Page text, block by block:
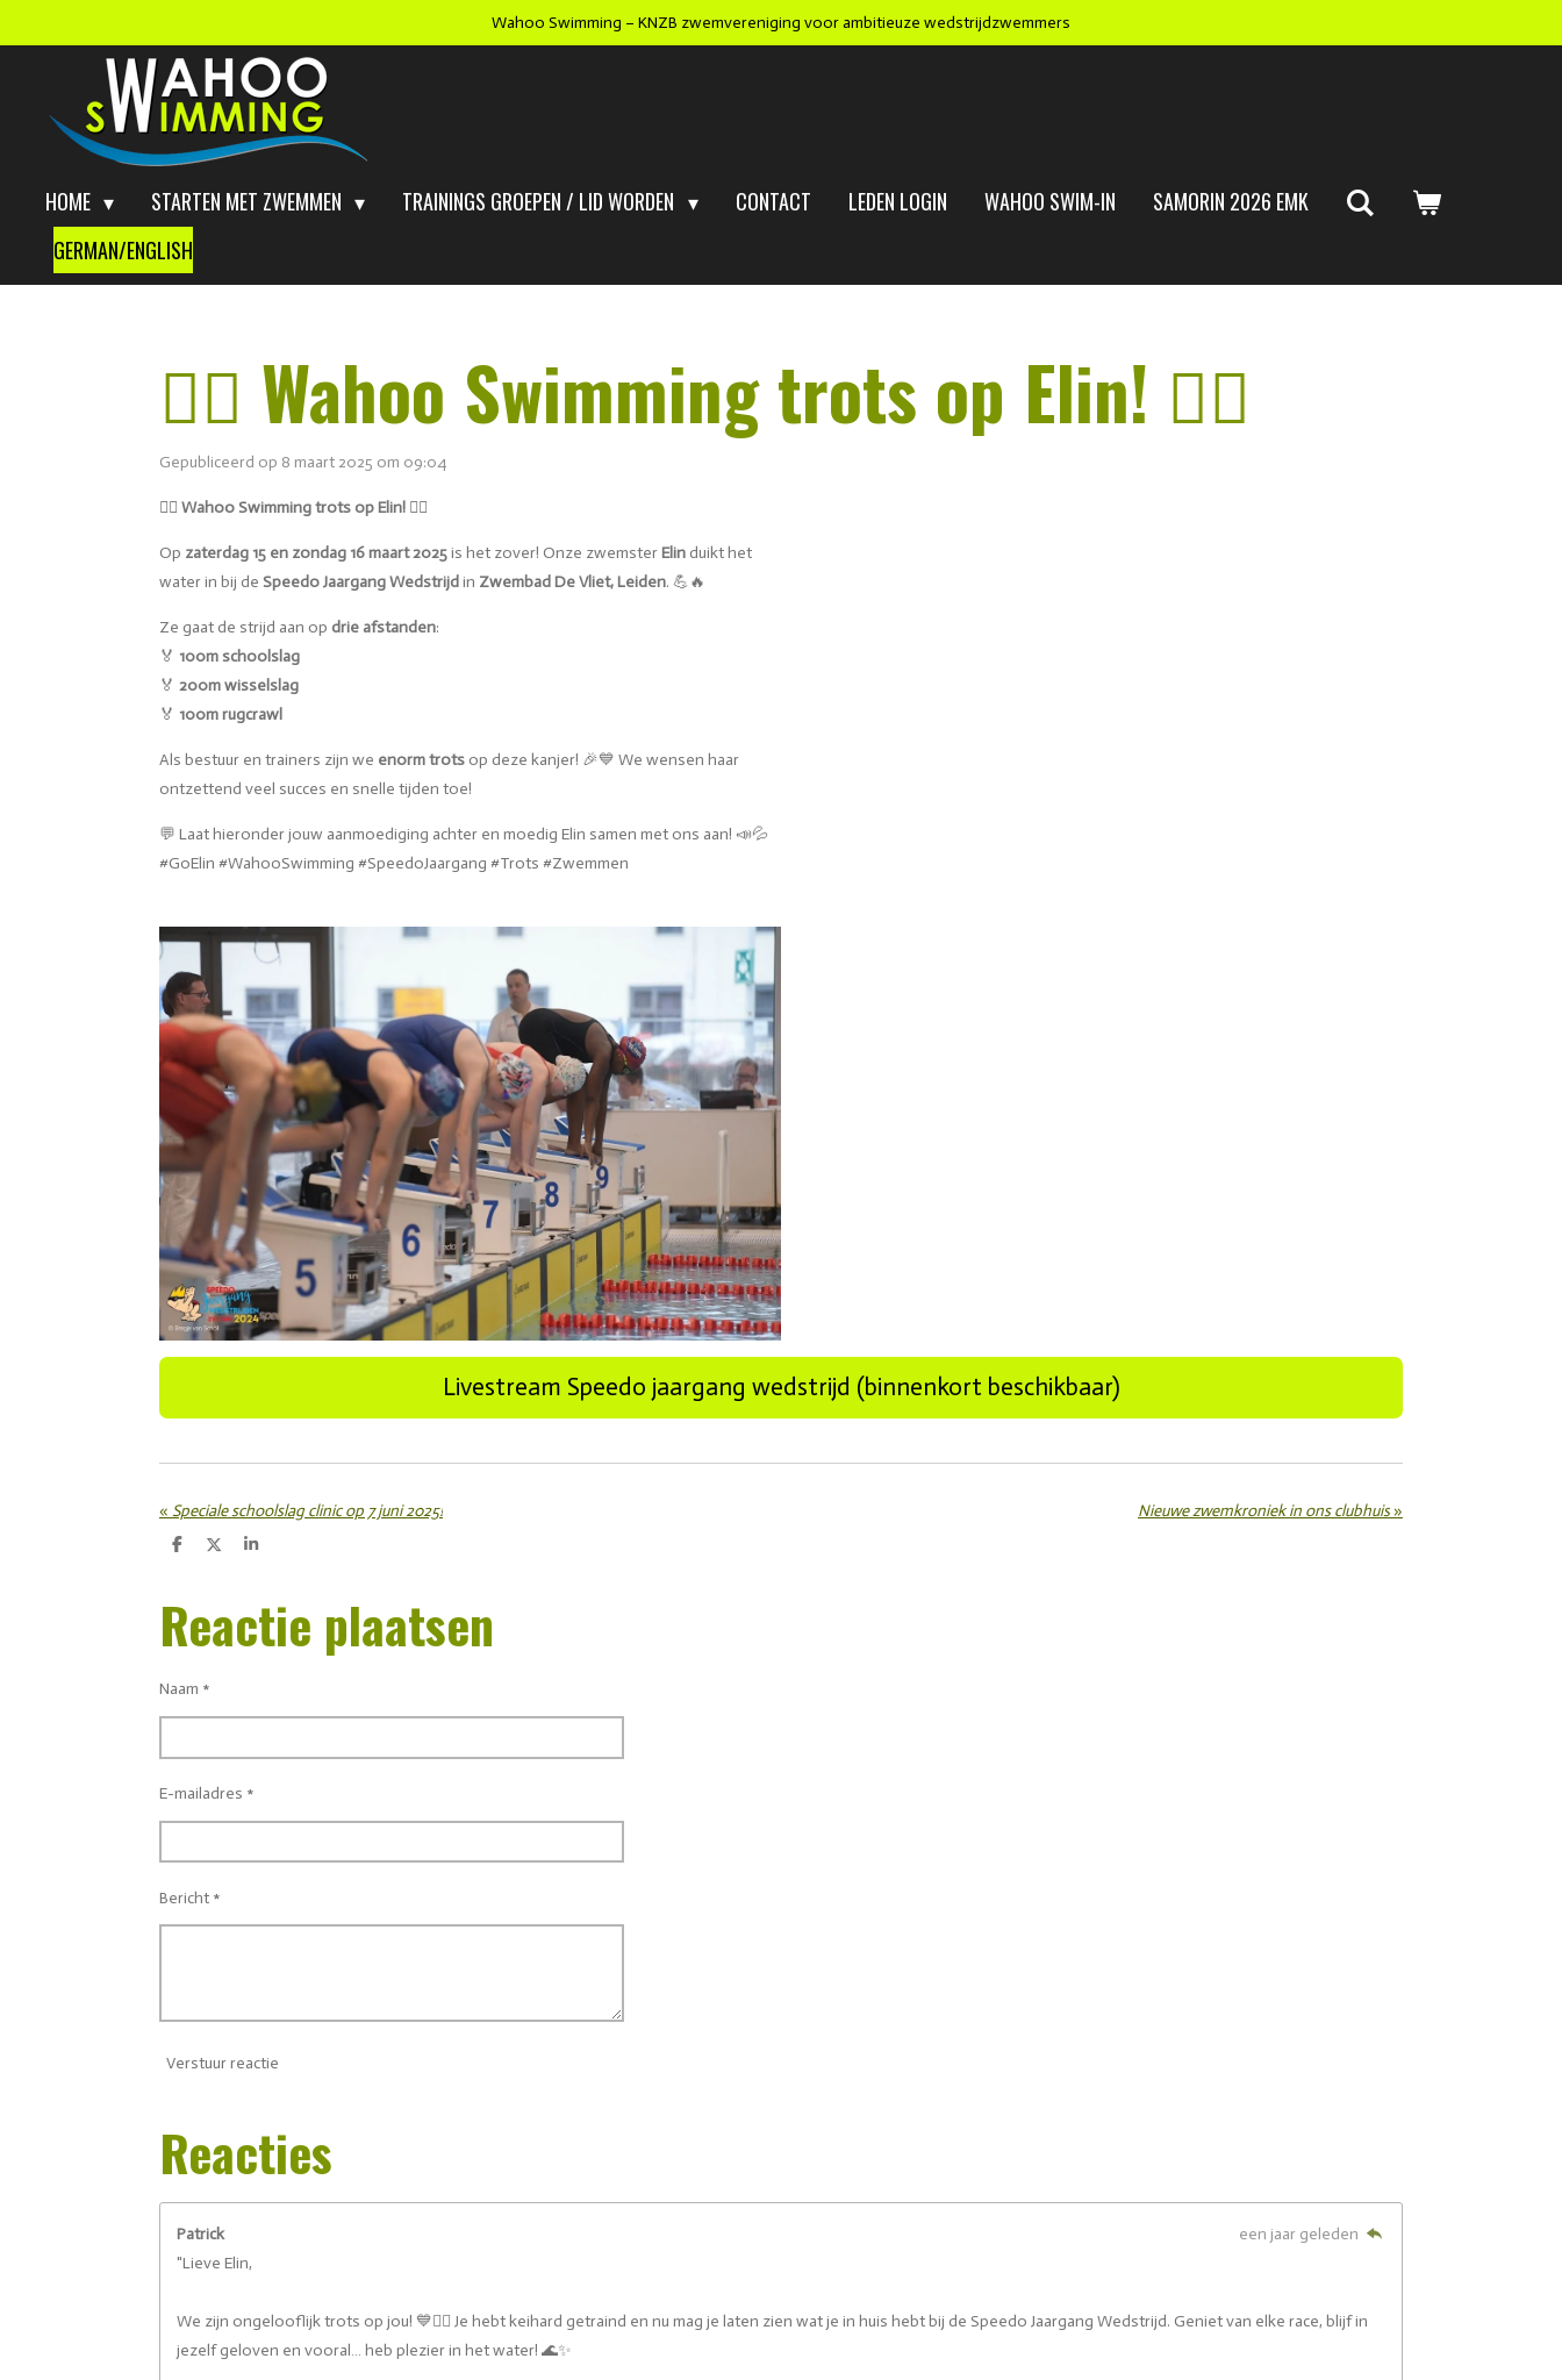
hoofdinhoud
Wahoo Swimming – KNZB zwemvereniging voor ambitieuze wedstrijdzwemmers
HOME STARTEN MET ZWEMMEN TRAININGS GROEPEN / LID WORDEN CONTACT LEDEN LOGIN WAHOO SWIM-IN
SAMORIN 2026 EMK
GERMAN/ENGLISH
🏊‍♀️ Wahoo Swimming trots op Elin! 🏊‍♀️
Gepubliceerd op 8 maart 2025 om 09:04
🏊‍♀️ Wahoo Swimming trots op Elin! 🏊‍♀️
Op zaterdag 15 en zondag 16 maart 2025is het zover! Onze zwemsterElin duikt het
water in bij de Speedo Jaargang Wedstrijd in Zwembad De Vliet, Leiden. 💪🔥
Ze gaat de strijd aan op drie afstanden:
🏅 100m schoolslag
🏅 200m wisselslag
🏅 100m rugcrawl
Als bestuur en trainers zijn we enorm trots op deze kanjer! 🎉💙 We wensen haar
ontzettend veel succes en snelle tijden toe!
💬 Laat hieronder jouw aanmoediging achter en moedig Elin samen met ons aan! 📣💦
#GoElin #WahooSwimming #SpeedoJaargang #Trots #Zwemmen
Livestream Speedo jaargang wedstrijd (binnenkort beschikbaar)
« Speciale schoolslag clinic op 7 juni 2025! Nieuwe zwemkroniek in ons clubhuis»
D
n
D
S
e
Reactie plaatsen
Naam *
E-mailadres *
Bericht *
Verstuur reactie
Reacties
Patrick
een jaar geleden
"Lieve Elin,
We zijn ongelooflijk trots op jou! 💙🏊‍♀️ Je hebt keihard getraind en nu mag je laten zien wat je in huis hebt bij de Speedo Jaargang Wedstrijd. Geniet van elke race, blijf in
jezelf geloven en vooral… heb plezier in het water! 🌊✨